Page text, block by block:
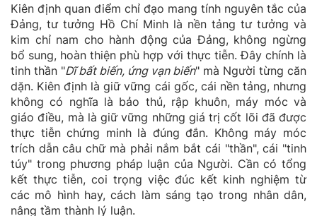
Kiên định quan điểm chỉ đạo mang tính nguyên tắc của
Đảng, tư tưởng Hồ Chí Minh là nền tảng tư tưởng và
kim chỉ nam cho hành động của Đảng, không ngừng
bổ sung, hoàn thiện phù hợp với thực tiễn. Đây chính là
tinh thần "Dĩ bất biến, ứng vạn biến" mà Người từng căn
dặn. Kiên định là giữ vững cái gốc, cái nền tảng, nhưng
không có nghĩa là bảo thủ, rập khuôn, máy móc và
giáo điều, mà là giữ vững những giá trị cốt lõi đã được
thực tiễn chứng minh là đúng đắn. Không máy móc
trích dẫn câu chữ mà phải nắm bắt cái "thần", cái "tinh
túy" trong phương pháp luận của Người. Cần có tổng
kết thực tiễn, coi trọng việc đúc kết kinh nghiệm từ
các mô hình hay, cách làm sáng tạo trong nhân dân,
nâng tầm thành lý luận.